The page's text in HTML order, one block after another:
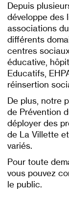
Depuis
développe des
associations
différents
centres
éducative,
Educatifs,
réinsertion
De plus, notre
de Prévention
déployer des
de La Villette
variés.
Pour toute
vous pouvez
le public.